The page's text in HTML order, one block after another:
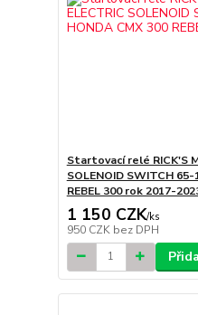
Startovací relé RICK'S
SOLENOID SWITCH
REBEL 300 rok 2017-
1 150 CZK/ks
950 CZK bez DPH